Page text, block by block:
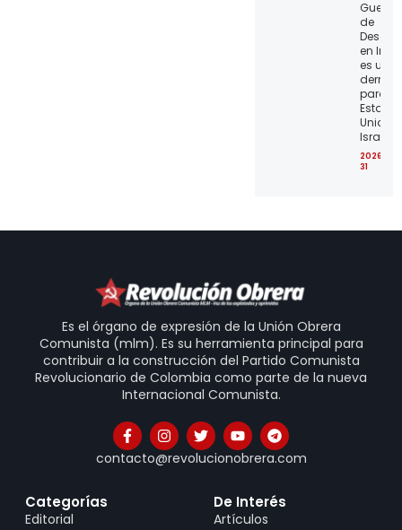
Guerra
de
en Irán
es una
derrota
para
Unidos
Israel
2026-
31
Es el órgano de expresión de la Unión Obrera
Comunista (mlm). Es su herramienta principal para
contribuir a la construcción del Partido Comunista
Revolucionario de Colombia como parte de la nueva
Internacional Comunista.
contacto@revolucionobrera.com
Categorías
Editorial
De Interés
Artículos